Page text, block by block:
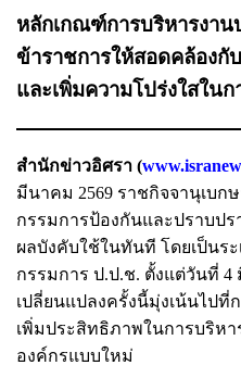
หลักเกณฑ์การบริหารงาน
ข้าราชการให้สอดคล้องกั
และเพิ่มความโปร่งใสใน
สำนักข่าวอิศรา (
มีนาคม 2569 ราชกิจจานุเบก
กรรมการป้องกันและปราบป
ผลบังคับใช้ในทันที โดยเป็นร
กรรมการ ป.ป.ช. ตั้งแต่วันที่
เปลี่ยนแปลงครั้งนี้มุ่งเน้นไปที่
เพิ่มประสิทธิภาพในการบริห
องค์กรแบบใหม่